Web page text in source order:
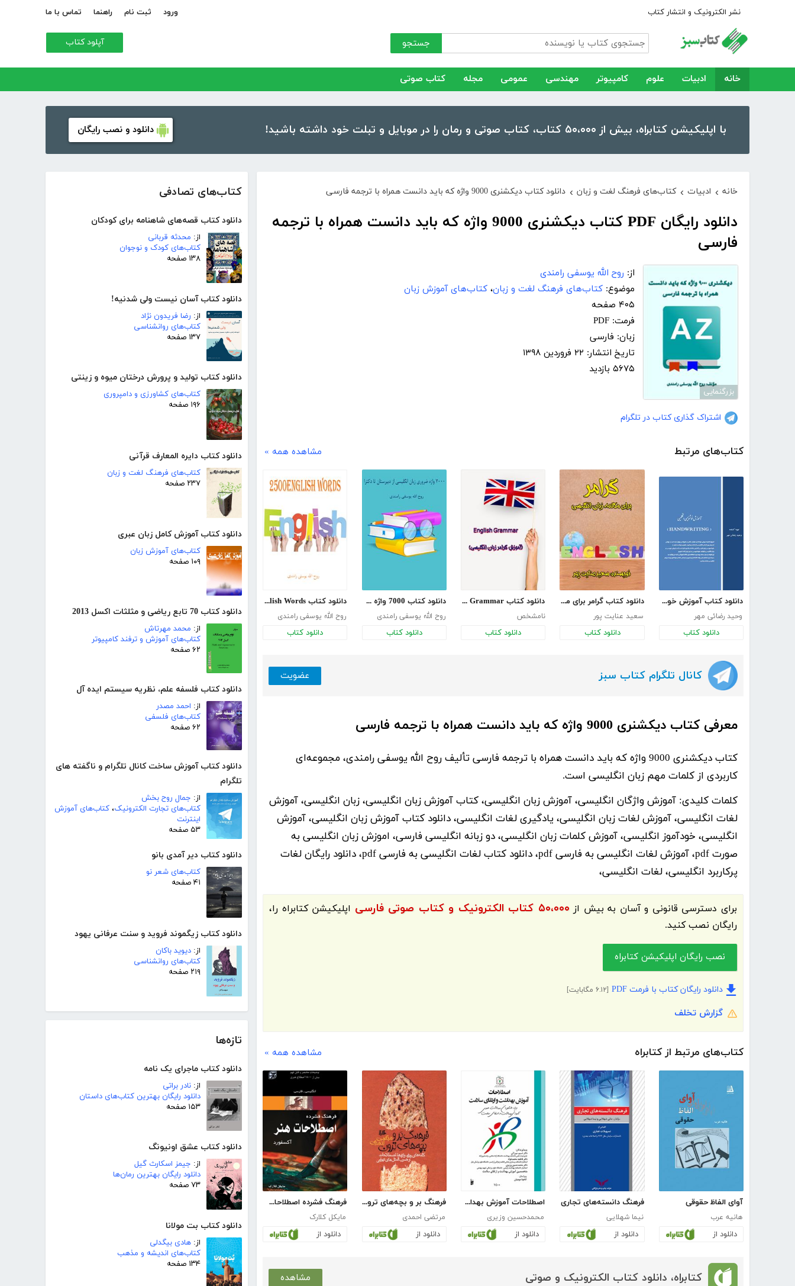
نشر الکترونیک و انتشار کتاب ورود ثبت نام راهنما تماس با ما
جستجو آپلود کتاب
خانه ادبیات علوم کامپیوتر مهندسی عمومی مجله کتاب صوتی
با اپلیکیشن کتابراه، بیش از ۵۰،۰۰۰ کتاب، کتاب صوتی و رمان را در موبایل و تبلت خود داشته باشید! دانلود و نصب رایگان
کتاب‌های تصادفی
دانلود کتاب قصه‌های شاهنامه برای کودکان
از: محدثه قربانی
کتاب‌های کودک و نوجوان
۱۳۸ صفحه
دانلود کتاب آسان نیست ولی شدنیه!
از: رضا فریدون نژاد
کتاب‌های روانشناسی
۱۳۷ صفحه
دانلود کتاب تولید و پرورش درختان میوه و زینتی
کتاب‌های کشاورزی و دامپروری
۱۹۶ صفحه
دانلود کتاب دایره المعارف قرآنی
کتاب‌های فرهنگ لغت و زبان
۲۳۷ صفحه
دانلود کتاب آموزش کامل زبان عبری
کتاب‌های آموزش زبان
۱۰۹ صفحه
دانلود کتاب 70 تابع ریاضی و مثلثات اکسل 2013
از: محمد مهرتاش
کتاب‌های آموزش و ترفند کامپیوتر
۶۲ صفحه
دانلود کتاب فلسفه علم، نظریه سیستم ایده آل
از: احمد مصدر
کتاب‌های فلسفی
۶۲ صفحه
دانلود کتاب آموزش ساخت کانال تلگرام و ناگفته های
تلگرام
از: جمال روح بخش
کتاب‌های تجارت الکترونیک، کتاب‌های آموزش
اینترنت
۵۳ صفحه
دانلود کتاب دیر آمدی بانو
کتاب‌های شعر نو
۴۱ صفحه
دانلود کتاب زیگموند فروید و سنت عرفانی یهود
از: دیوید باکان
کتاب‌های روانشناسی
۲۱۹ صفحه
تازه‌ها
دانلود کتاب ماجرای یک نامه
از: نادر براتی
دانلود رایگان بهترین کتاب‌های داستان
۱۵۳ صفحه
دانلود کتاب عشق اونیونگ
از: جیمز اسکارث گیل
دانلود رایگان بهترین رمان‌ها
۷۳ صفحه
دانلود کتاب بت مولانا
از: هادی بیگدلی
کتاب‌های اندیشه و مذهب
۱۳۴ صفحه
خانه › ادبیات › کتاب‌های فرهنگ لغت و زبان › دانلود کتاب دیکشنری 9000 واژه که باید دانست همراه با ترجمه فارسی
دانلود رایگان PDF کتاب دیکشنری 9000 واژه که باید دانست همراه با ترجمه
فارسی
بزرگنمایی
از: روح الله یوسفی رامندی
موضوع: کتاب‌های فرهنگ لغت و زبان، کتاب‌های آموزش زبان
۴۰۵ صفحه
فرمت: PDF
زبان: فارسی
تاریخ انتشار: ۲۲ فروردین ۱۳۹۸
۵۶۷۵ بازدید
اشتراک گذاری کتاب در تلگرام
کتاب‌های مرتبط مشاهده همه »
دانلود کتاب آموزش خوشنویسی انگلیسی
وحید رضائی مهر
دانلود کتاب
دانلود کتاب گرامر برای مکالمه زبان انگلیسی
سعید عنایت پور
دانلود کتاب
دانلود کتاب English Grammar (آموزش گرامر زبان انگلیسی)
نامشخص
دانلود کتاب
دانلود کتاب 7000 واژه ضروری زبان انگلیسی از دبیرستان تا دکترا
روح الله یوسفی رامندی
دانلود کتاب
دانلود کتاب 2500English Words
روح الله یوسفی رامندی
دانلود کتاب
کانال تلگرام کتاب سبز عضویت
معرفی کتاب دیکشنری 9000 واژه که باید دانست همراه با ترجمه فارسی
کتاب دیکشنری 9000 واژه که باید دانست همراه با ترجمه فارسی تألیف روح الله یوسفی رامندی، مجموعه‌ای
کاربردی از کلمات مهم زبان انگلیسی است.
کلمات کلیدی: آموزش واژگان انگلیسی، آموزش زبان انگلیسی، کتاب آموزش زبان انگلیسی، زبان انگلیسی، آموزش
لغات انگلیسی، آموزش لغات زبان انگلیسی، یادگیری لغات انگلیسی، دانلود کتاب آموزش زبان انگلیسی، آموزش
انگلیسی، خودآموز انگلیسی، آموزش کلمات زبان انگلیسی، دو زبانه انگلیسی فارسی، اموزش زبان انگلیسی به
صورت pdf، آموزش لغات انگلیسی به فارسی pdf، دانلود کتاب لغات انگلیسی به فارسی pdf، دانلود رایگان لغات
پرکاربرد انگلیسی، لغات انگلیسی،
برای دسترسی قانونی و آسان به بیش از ۵۰،۰۰۰ کتاب الکترونیک و کتاب صوتی فارسی اپلیکیشنکتابراه را،
رایگان نصب کنید.
نصب رایگان اپلیکیشن کتابراه
دانلود رایگان کتاب با فرمت PDF [۶.۱۲ مگابایت]
گزارش تخلف
کتاب‌های مرتبط از کتابراه مشاهده همه »
آوای الفاظ حقوقی
هانیه عرب
دانلود از
فرهنگ دانسته‌های تجاری
نیما شهلایی
دانلود از
اصطلاحات آموزش بهداشت و ارتقای سلامت
محمدحسین وزیری
دانلود از
فرهنگ بر و بچه‌های ترون
مرتضی احمدی
دانلود از
فرهنگ فشرده اصطلاحات هنر آکسفورد
مایکل کلارک
دانلود از
کتابراه، دانلود کتاب الکترونیک و صوتی مشاهده